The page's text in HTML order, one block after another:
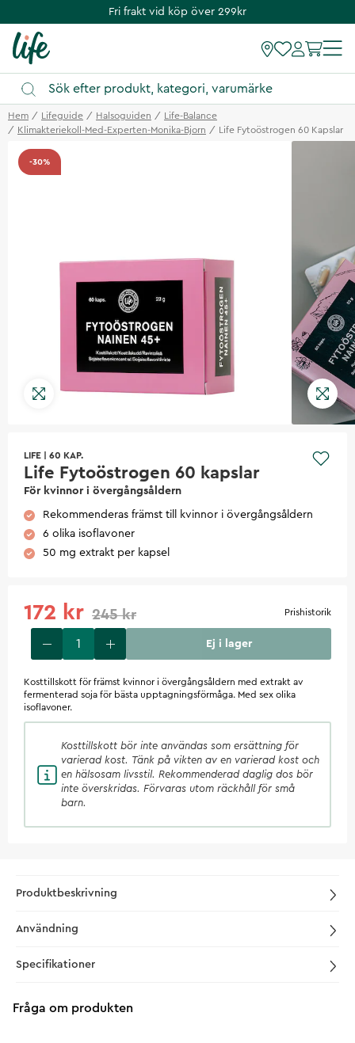
Fri frakt vid köp över 299kr
Hem Lifeguide Halsoguiden
Life-Balance
Klimakteriekoll-Med-Experten-Monika-Bjorn
Life Fytoöstrogen 60 Kapslar
-30%
LIFE 60 KAP.
Life Fytoöstrogen 60 kapslar
För kvinnor i övergångsåldern
Rekommenderas främst till kvinnor i övergångsåldern
6 olika isoflavoner
50 mg extrakt per kapsel
172 kr 245 kr Prishistorik
Ej i lager
Kosttillskott för främst kvinnor i övergångsåldern med extrakt av
fermenterad soja för bästa upptagningsförmåga. Med sex olika
isoflavoner.
Kosttillskott bör inte användas som ersättning för
varierad kost. Tänk på vikten av en varierad kost och
en hälsosam livsstil. Rekommenderad daglig dos bör
inte överskridas. Förvaras utom räckhåll för små
barn.
Produktbeskrivning
Användning
Specifikationer
Fråga om produkten